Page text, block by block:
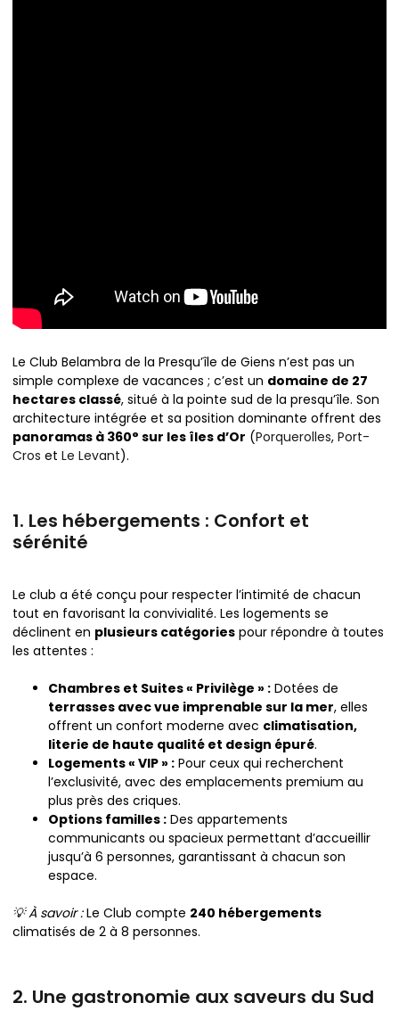
Le Club Belambra de la Presqu’île de Giens n’est pas un
simple complexe de vacances ; c’est un domaine de 27
hectares classé, situé à la pointe sud de la presqu’île. Son
architecture intégrée et sa position dominante offrent des
panoramas à 360° sur les îles d’Or (Porquerolles, Port-
Cros et Le Levant).
1. Les hébergements : Confort et
sérénité
Le club a été conçu pour respecter l’intimité de chacun
tout en favorisant la convivialité. Les logements se
déclinent en plusieurs catégories pour répondre à toutes
les attentes :
Chambres et Suites « Privilège » : Dotées de
terrasses avec vue imprenable sur la mer, elles
offrent un confort moderne avec climatisation,
literie de haute qualité et design épuré.
Logements « VIP » : Pour ceux qui recherchent
l’exclusivité, avec des emplacements premium au
plus près des criques.
Options familles : Des appartements
communicants ou spacieux permettant d’accueillir
jusqu’à 6 personnes, garantissant à chacun son
espace.
💡 À savoir :Le Club compte 240 hébergements
climatisés de 2 à 8 personnes.
2. Une gastronomie aux saveurs du Sud